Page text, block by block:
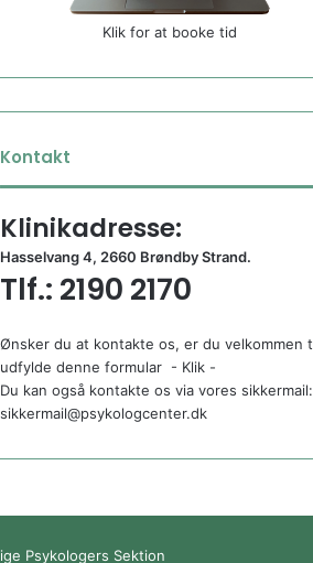
Klik for at booke tid
Kontakt
Klinikadresse:
Hasselvang 4, 2660 Brøndby Strand.
Tlf.: 2190 2170
Ønsker du at kontakte os, er du velkommen
udfylde denne formular - Klik -
Du kan også kontakte os via vores sikkermail:
sikkermail@psykologcenter.dk
Psykologers Sektion